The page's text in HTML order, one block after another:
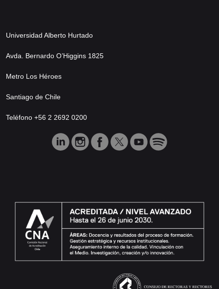
Universidad Alberto Hurtado
Avda. Bernardo O’Higgins 1825
Metro Los Héroes
Santiago de Chile
Teléfono +56 2 2692 0200